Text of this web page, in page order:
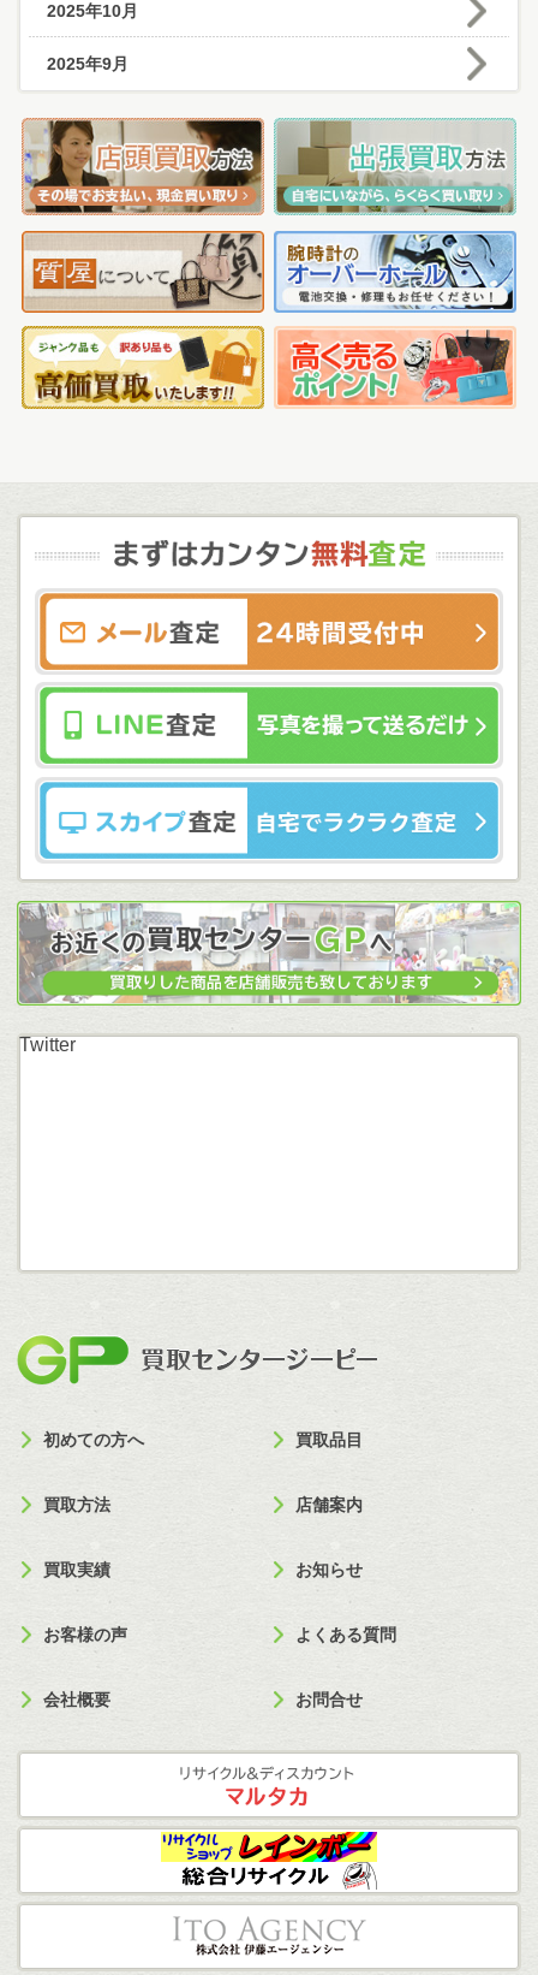
2025年10月
2025年9月
Twitter
初めての方へ 買取品目
買取方法 店舗案内
買取実績 お知らせ
お客様の声 よくある質問
会社概要 お問合せ